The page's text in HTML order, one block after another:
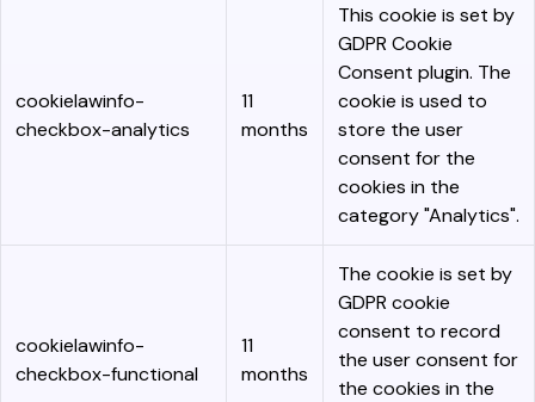
cookielawinfo-
checkbox-analytics
11
months
This cookie is set by
GDPR Cookie
Consent plugin. The
cookie is used to
store the user
consent for the
cookies in the
category "Analytics".
cookielawinfo-
checkbox-functional
11
months
The cookie is set by
GDPR cookie
consent to record
the user consent for
the cookies in the